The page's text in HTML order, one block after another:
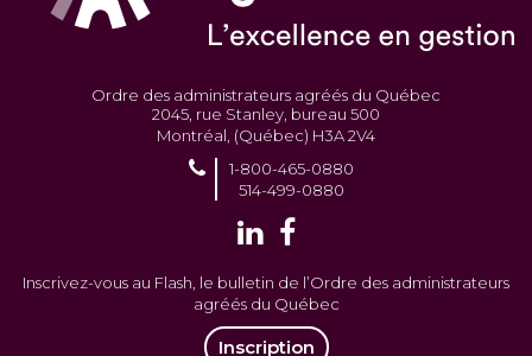
Ordre des administrateurs agréés du Québec
2045, rue Stanley, bureau 500
Montréal, (Québec) H3A 2V4
1-800-465-0880
514-499-0880
Inscrivez-vous au Flash, le bulletin de l’Ordre des administrateurs
agréés du Québec
Inscription